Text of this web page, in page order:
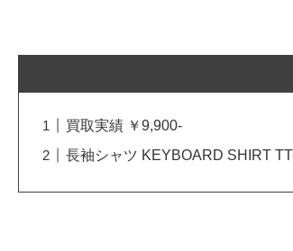
買取実績 ￥9,900-
長袖シャツ KEYBOARD SHIRT